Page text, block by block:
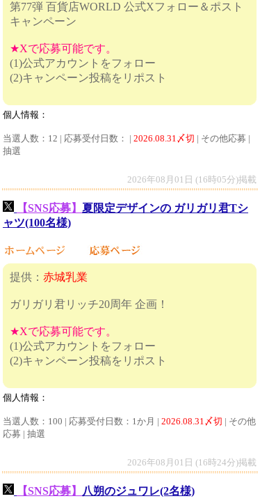
第77弾 百貨店WORLD 公式Xフォロー＆ポスト
キャンペーン
★Xで応募可能です。
(1)公式アカウントをフォロー
(2)キャンペーン投稿をリポスト
個人情報：
当選人数：12 | 応募受付日数： | 2026.08.31〆切 | その他応募 |
抽選
2026年08月01日 (16時05分)掲載
【SNS応募】 夏限定デザインの ガリガリ君Tシ
ャツ(100名様)
提供： 赤城乳業
ガリガリ君リッチ20周年 企画！
★Xで応募可能です。
(1)公式アカウントをフォロー
(2)キャンペーン投稿をリポスト
個人情報：
当選人数：100 | 応募受付日数：1か月 | 2026.08.31〆切 | その他
応募 | 抽選
2026年08月01日 (16時24分)掲載
【SNS応募】 八朔のジュワレ(2名様)